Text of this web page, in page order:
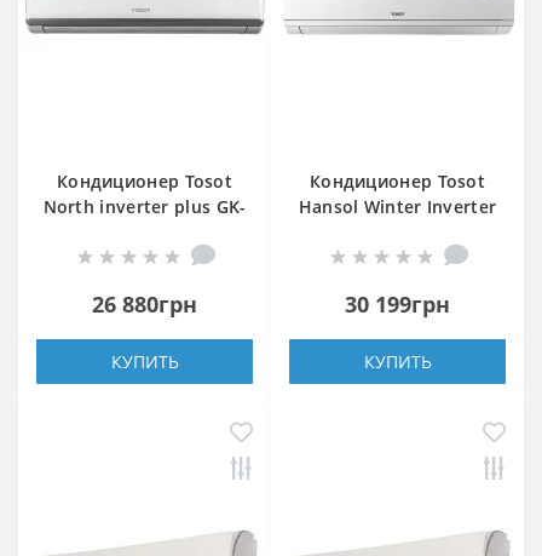
Кондиционер Tosot
North inverter plus GK-
26 880грн
КУПИТЬ
Кондиционер Tosot
Hansol Winter Inverter
30 199грн
КУПИТЬ